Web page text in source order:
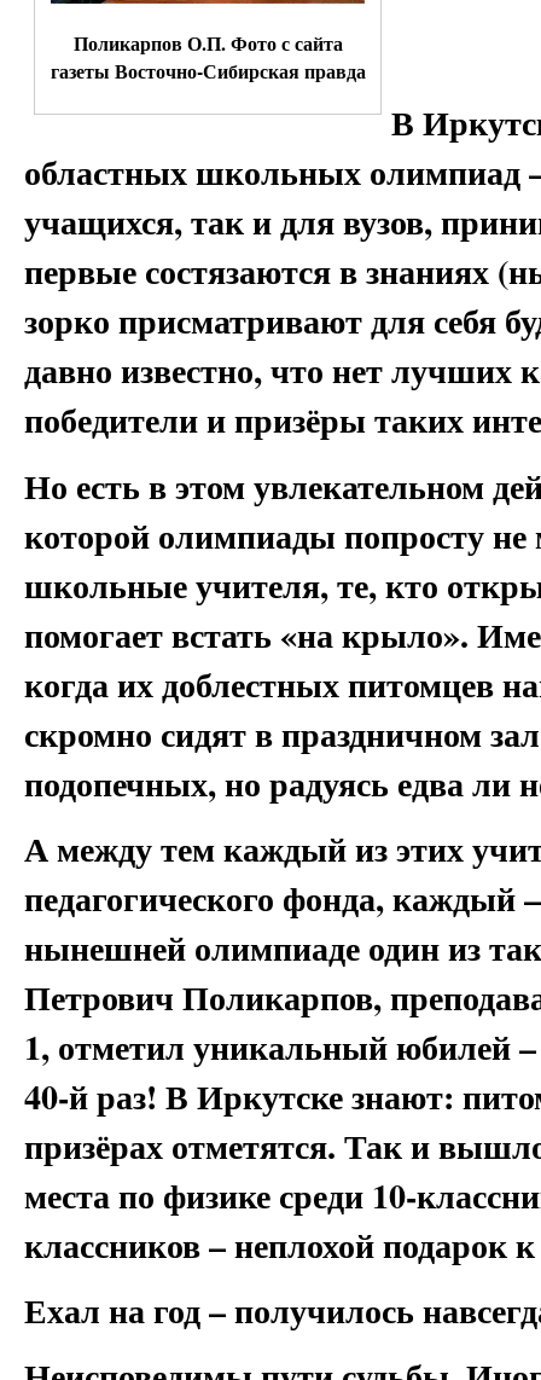
Поликарпов О.П. Фото с сайта
газеты Восточно-Сибирская правда
В
областных школьных олимпиад
учащихся, так и для вузов,
первые состязаются в знаниях
зорко присматривают для себя
давно известно, что нет лучших
победители и призёры таких
Но есть в этом увлекательном
которой олимпиады попросту не
школьные учителя, те, кто
помогает встать «на крыло».
когда их доблестных питомцев
скромно сидят в праздничном
подопечных, но радуясь едва ли
А между тем каждый из этих
педагогического фонда, каждый
нынешней олимпиаде один из
Петрович Поликарпов,
1, отметил уникальный юбилей
40-й раз! В Иркутске знают:
призёрах отметятся. Так и
места по физике среди 10-
классников – неплохой подарок
Ехал на год – получилось